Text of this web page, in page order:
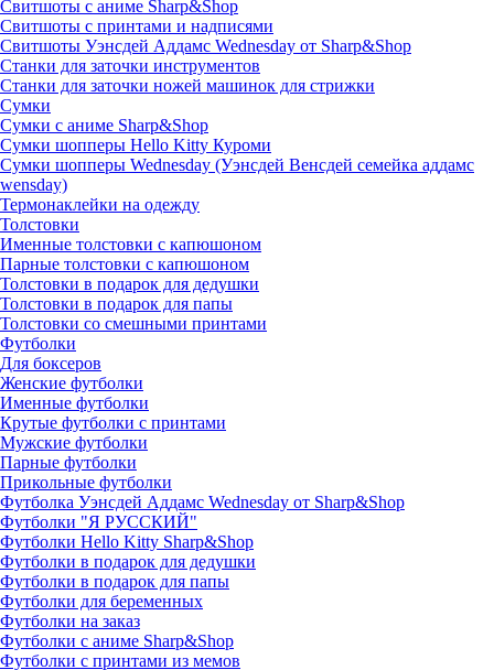
Свитшоты с аниме Sharp&Shop
Свитшоты с принтами и надписями
Свитшоты Уэнсдей Аддамс Wednesday от Sharp&Shop
Станки для заточки инструментов
Станки для заточки ножей машинок для стрижки
Сумки
Сумки с аниме Sharp&Shop
Сумки шопперы Hello Kitty Куроми
Сумки шопперы Wednesday (Уэнсдей Венсдей семейка аддамс
wensday)
Термонаклейки на одежду
Толстовки
Именные толстовки с капюшоном
Парные толстовки с капюшоном
Толстовки в подарок для дедушки
Толстовки в подарок для папы
Толстовки со смешными принтами
Футболки
Для боксеров
Женские футболки
Именные футболки
Крутые футболки с принтами
Мужские футболки
Парные футболки
Прикольные футболки
Футболка Уэнсдей Аддамс Wednesday от Sharp&Shop
Футболки "Я РУССКИЙ"
Футболки Hello Kitty Sharp&Shop
Футболки в подарок для дедушки
Футболки в подарок для папы
Футболки для беременных
Футболки на заказ
Футболки с аниме Sharp&Shop
Футболки с принтами из мемов